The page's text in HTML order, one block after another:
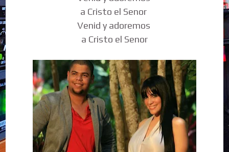
a Cristo el Senor
Venid y adoremos
a Cristo el Senor